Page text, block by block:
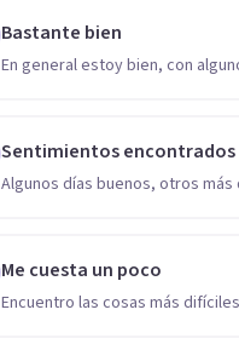
Bastante bien
En general estoy bien, con
Sentimientos encontrados
Algunos días buenos, otros
Me cuesta un poco
Encuentro las cosas más